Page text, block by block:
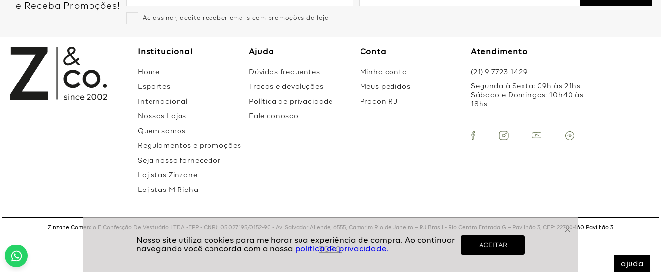
ajuda
politíca de privacidade.
e Receba Promoções!
Ao assinar, aceito receber emails com promoções da loja
Institucional
Home
Esportes
Internacional
Nossas Lojas
Quem somos
Regulamentos e promoções
Seja nosso fornecedor
Lojistas Zinzane
Lojistas M Richa
Ajuda
Dúvidas frequentes
Trocas e devoluções
Política de privacidade
Fale conosco
Conta
Minha conta
Meus pedidos
Procon RJ
Atendimento
(21) 9 7723-1429
Segunda à Sexta: 09h às 21hs
Sábado e Domingos: 10h40 às
18hs
Zinzane Comercio E Confecção De Vestuário LTDA -EPP - CNPJ: 05.027.195/0152-90 - Av. Salvador Allende, 6555, Camorim Rio de Janeiro – RJ Brasil - Rio Centro Entrada G – Pavilhão 3, CEP: 22780-160 Pavilhão 3
TOPO